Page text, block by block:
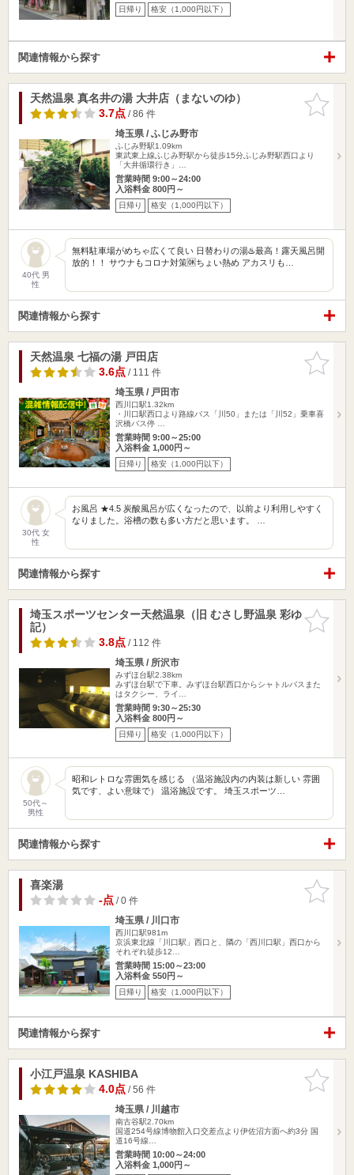
日帰り 格安（1,000円以下）
関連情報から探す
お気に入
りに追加
天然温泉 真名井の湯 大井店（まないのゆ）
3.7点/ 86 件
埼玉県 / ふじみ野市
ふじみ野駅1.09km
東武東上線ふじみ野駅から徒歩15分ふじみ野駅西口より
「大井循環行き」…
営業時間 9:00～24:00
入浴料金 800円～
日帰り 格安（1,000円以下）
40代 男
性
無料駐車場がめちゃ広くて良い 日替わりの湯♨️最高！露天風呂開
放的！！ サウナもコロナ対策🆗ちょい熱め アカスリも…
関連情報から探す
お気に入
りに追加
天然温泉 七福の湯 戸田店
3.6点/ 111 件
埼玉県 / 戸田市
西川口駅1.32km
・川口駅西口より路線バス「川50」または「川52」乗車喜
沢橋バス停 …
営業時間 9:00～25:00
入浴料金 1,000円～
日帰り 格安（1,000円以下）
30代 女
性
お風呂 ★4.5 炭酸風呂が広くなったので、以前より利用しやすく
なりました。浴槽の数も多い方だと思います。 …
関連情報から探す
お気に入
りに追加
埼玉スポーツセンター天然温泉（旧 むさし野温泉 彩ゆ
記）
3.8点/ 112 件
埼玉県 / 所沢市
みずほ台駅2.38km
みずほ台駅で下車。みずほ台駅西口からシャトルバスまた
はタクシー、ライ…
営業時間 9:30～25:30
入浴料金 800円～
日帰り 格安（1,000円以下）
50代～
男性
昭和レトロな雰囲気を感じる （温浴施設内の内装は新しい 雰囲
気です、よい意味で） 温浴施設です。 埼玉スポーツ…
関連情報から探す
お気に入
りに追加
喜楽湯
-点/ 0 件
埼玉県 / 川口市
西川口駅981m
京浜東北線「川口駅」西口と、隣の「西川口駅」西口から
それぞれ徒歩12…
営業時間 15:00～23:00
入浴料金 550円～
日帰り 格安（1,000円以下）
関連情報から探す
お気に入
りに追加
小江戸温泉 KASHIBA
4.0点/ 56 件
埼玉県 / 川越市
南古谷駅2.70km
国道254号線博物館入口交差点より伊佐沼方面へ約3分 国
道16号線…
営業時間 10:00～24:00
入浴料金 1,000円～